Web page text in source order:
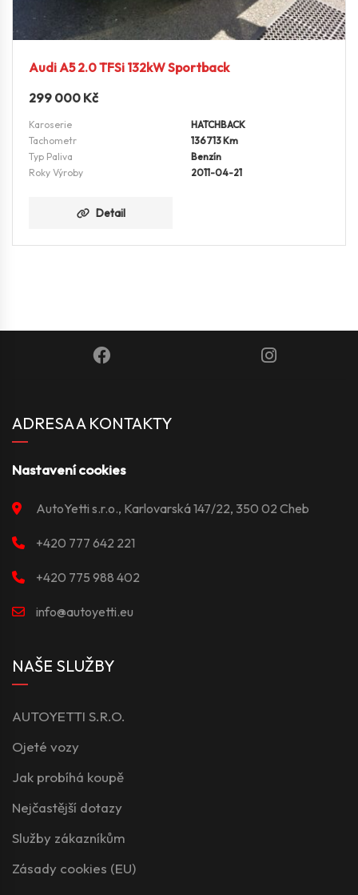
Audi A5 2.0 TFSi 132kW Sportback
299 000 Kč
Karoserie
HATCHBACK
Tachometr
136713 Km
Typ Paliva
Benzín
Roky Výroby
2011-04-21
Detail
ADRESA A KONTAKTY
Nastavení cookies
AutoYetti s.r.o., Karlovarská 147/22, 350 02 Cheb
+420 777 642 221
+420 775 988 402
info@autoyetti.eu
NAŠE SLUŽBY
AUTOYETTI S.R.O.
Ojeté vozy
Jak probíhá koupě
Nejčastější dotazy
Služby zákazníkům
Zásady cookies (EU)